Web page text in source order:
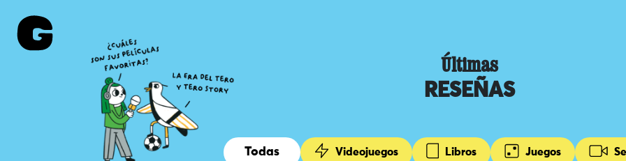
Últimas
RESEÑAS
Todas Videojuegos Libros Juegos